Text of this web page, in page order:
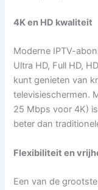
4K en HD kwaliteit
Moderne IPTV-
Ultra HD, Full HD,
kunt genieten van
televisieschermen.
25 Mbps voor 4K)
beter dan
Flexibiliteit en
Een van de